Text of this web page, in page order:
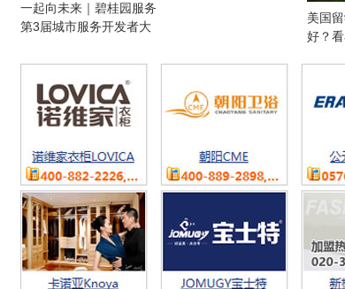
一起向未来｜碧桂园服务
第3届城市服务开发者大
美国
好？